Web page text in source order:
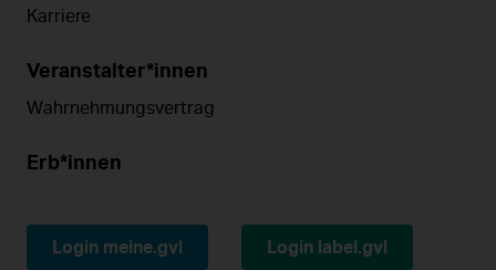
Karriere
Veranstalter*innen
Wahrnehmungsvertrag
Erb*innen
Login meine.gvl Login label.gvl